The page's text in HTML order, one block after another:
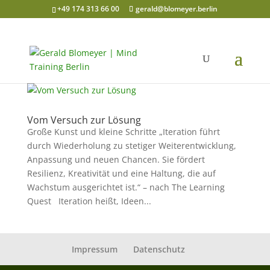
+49 174 313 66 00 gerald@blomeyer.berlin
Vom Versuch zur Lösung
Große Kunst und kleine Schritte „Iteration führt
durch Wiederholung zu stetiger Weiterentwicklung,
Anpassung und neuen Chancen. Sie fördert
Resilienz, Kreativität und eine Haltung, die auf
Wachstum ausgerichtet ist.“ – nach The Learning
Quest Iteration heißt, Ideen...
Impressum Datenschutz